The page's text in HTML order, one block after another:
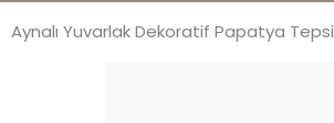
Aynalı Yuvarlak Dekoratif Papatya Tepsi